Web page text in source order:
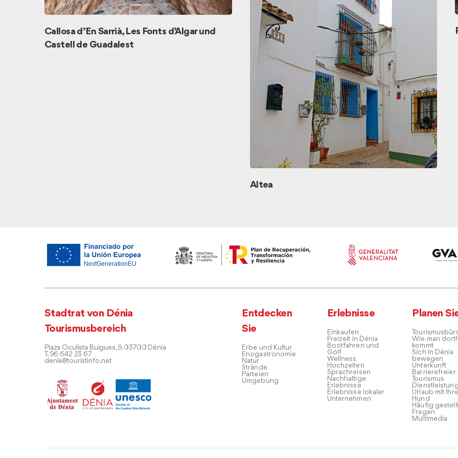
Callosa d’En Sarrià, Les Fonts d’Algar und
Castell de Guadalest
Altea
Stadtrat von Dénia
Tourismusbereich
Plaza Oculista Buigues, 9. 03700 Dénia
T. 96 642 23 67
denia@touristinfo.net
Entdecken
Sie
Erbe und Kultur
Enogastronomie
Natur
Strände
Parteien
Umgebung
Erlebnisse
Einkaufen
Freizeit in Dénia
Bootfahren und
Golf
Wellness
Hochzeiten
Sprachreisen
Nachhaltige
Erlebnisse
Erlebnisse lokaler
Unternehmen
Planen
Wie man
kommt
Sich in Dénia
bewegen
Unterkunft
Barrierefreier
Tourismus
Urlaub mit
Hund
Häufig
Fragen
Multimedia